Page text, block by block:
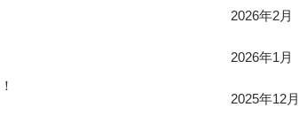
2026年2月
2026年1月
2025年12月